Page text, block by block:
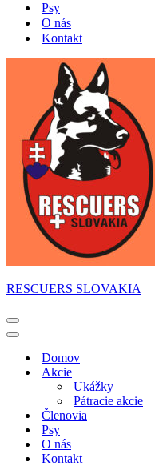
Psy
O nás
Kontakt
RESCUERS SLOVAKIA
Menu
navigácie
Menu
navigácieDomov
Akcie
Ukážky
Pátracie akcie
Členovia
Psy
O nás
Kontakt